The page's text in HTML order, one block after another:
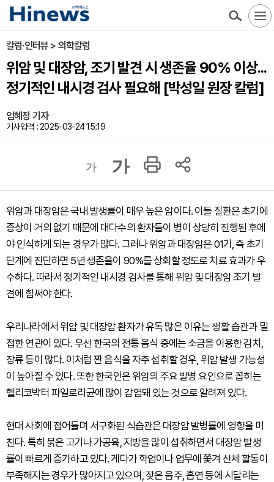
칼럼·인터뷰 > 의학칼럼
위암 및 대장암, 조기 발견 시 생존율 90% 이상...
정기적인 내시경 검사 필요해 [박성일 원장 칼럼]
임혜정 기자
기사입력 : 2025-03-24 15:19
가 가
위암과 대장암은 국내 발생률이 매우 높은 암이다. 이들 질환은 초기에
증상이 거의 없기 때문에 대다수의 환자들이 병이 상당히 진행된 후에
야 인식하게 되는 경우가 많다. 그러나 위암과 대장암은 01기, 즉 초기
단계에 진단하면 5년 생존율이 90%를 상회할 정도로 치료 효과가 우
수하다. 따라서 정기적인 내시경 검사를 통해 위암 및 대장암 조기 발
견에 힘써야 한다.
우리나라에서 위암 및 대장암 환자가 유독 많은 이유는 생활 습관과 밀
접한 연관이 있다. 우선 한국의 전통 음식 중에는 소금을 이용한 김치,
장류 등이 많다. 이처럼 짠 음식을 자주 섭취할 경우, 위암 발생 가능성
이 높아질 수 있다. 또한 한국인은 위암의 주요 발병 요인으로 꼽히는
헬리코박터 파일로리균에 많이 감염돼 있는 것으로 알려져 있다.
현대 사회에 접어들며 서구화된 식습관은 대장암 발병률에 영향을 미
친다. 특히 붉은 고기나 가공육, 지방을 많이 섭취하면서 대장암 발생
률이 빠르게 증가하고 있다. 게다가 학업이나 업무에 쫓겨 신체 활동이
부족해지는 경우가 많아지고 있으며, 잦은 음주, 흡연 등에 시달리는